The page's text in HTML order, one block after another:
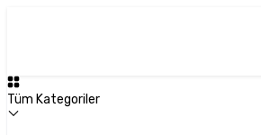
Tüm Kategoriler